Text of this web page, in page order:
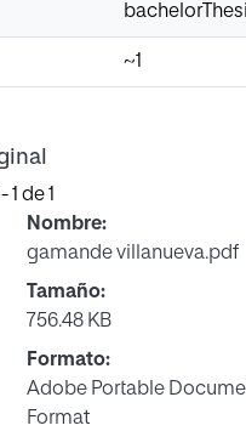
~1
- 1 de 1
Nombre:
gamande villanueva.pdf
Tamaño:
756.48 KB
Formato:
Adobe Portable
Format